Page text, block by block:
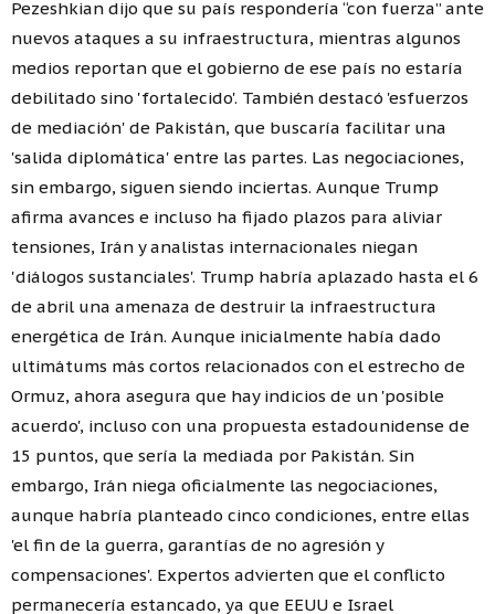
Pezeshkian dijo que su país respondería “con fuerza” ante
nuevos ataques a su infraestructura, mientras algunos
medios reportan que el gobierno de ese país no estaría
debilitado sino 'fortalecido'. También destacó 'esfuerzos
de mediación' de Pakistán, que buscaría facilitar una
'salida diplomática' entre las partes. Las negociaciones,
sin embargo, siguen siendo inciertas. Aunque Trump
afirma avances e incluso ha fijado plazos para aliviar
tensiones, Irán y analistas internacionales niegan
'diálogos sustanciales'. Trump habría aplazado hasta el 6
de abril una amenaza de destruir la infraestructura
energética de Irán. Aunque inicialmente había dado
ultimátums más cortos relacionados con el estrecho de
Ormuz, ahora asegura que hay indicios de un 'posible
acuerdo', incluso con una propuesta estadounidense de
15 puntos, que sería la mediada por Pakistán. Sin
embargo, Irán niega oficialmente las negociaciones,
aunque habría planteado cinco condiciones, entre ellas
'el fin de la guerra, garantías de no agresión y
compensaciones'. Expertos advierten que el conflicto
permanecería estancado, ya que EEUU e Israel